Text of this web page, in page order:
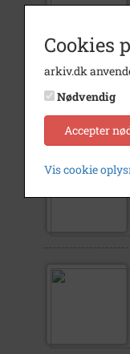
Cookies
arkiv.dk
Nødvendig
Accepter
Vis cookie